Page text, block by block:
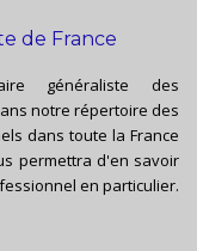
de France
généraliste des
notre répertoire des
dans toute la France
permettra d'en savoir
en particulier.